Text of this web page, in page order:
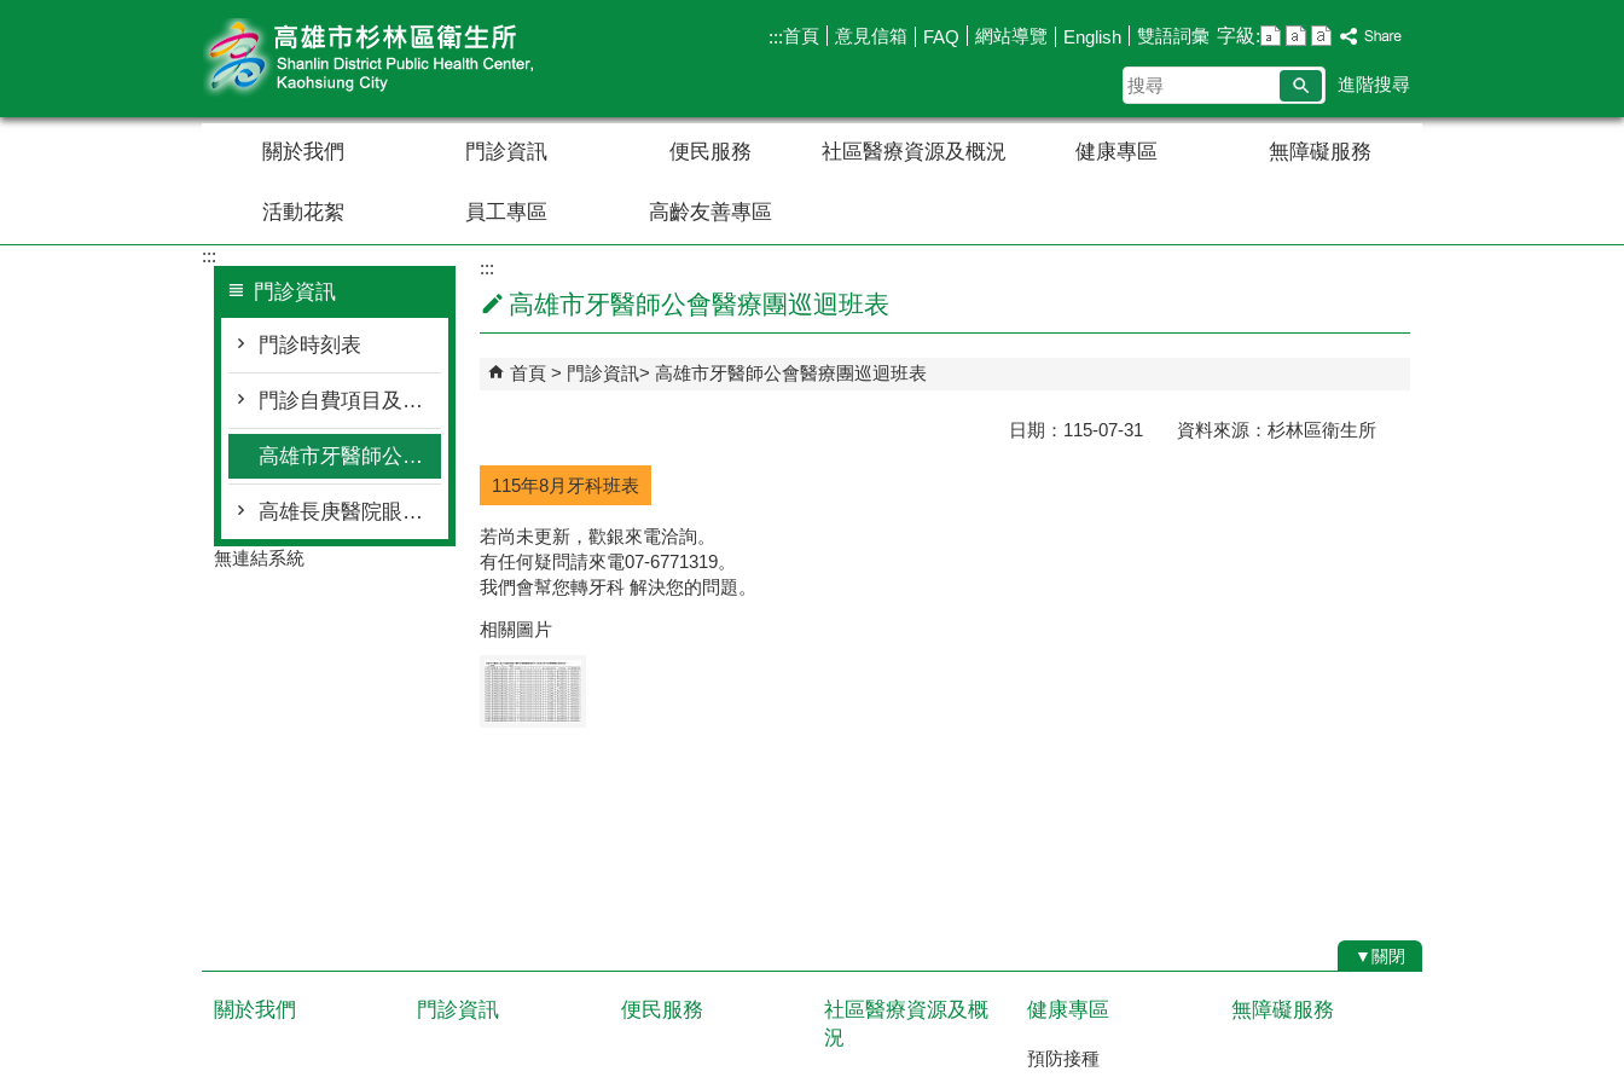
:::首頁 意見信箱 FAQ 網站導覽 English 雙語詞彙 字級:
搜
尋
進階搜尋
關於我們 門診資訊 便民服務 社區醫療資源及概況 健康專區 無障礙服務
活動花絮 員工專區 高齡友善專區
:::
門診資訊
門診時刻表
門診自費項目及收費標準
高雄市牙醫師公會醫療團巡迴班表
高雄長庚醫院眼科門診支援表-李仲哲醫師門診
無連結系統
:::
高雄市牙醫師公會醫療團巡迴班表
首頁 門診資訊 高雄市牙醫師公會醫療團巡迴班表
日期：115-07-31 資料來源：杉林區衛生所
115年8月牙科班表
若尚未更新，歡銀來電洽詢。
有任何疑問請來電07-6771319。
我們會幫您轉牙科 解決您的問題。
相關圖片
▼關閉
關於我們 門診資訊 便民服務
社區醫療資源及概
況
健康專區
預防接種
無障礙服務